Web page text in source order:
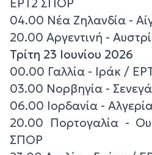
ΕΡΤ2 ΣΠΟΡ
04.00 Νέα Ζηλανδία -
20.00 Αργεντινή -
Τρίτη 23 Ιουνίου 2026
00.00 Γαλλία - Ιράκ /
03.00 Νορβηγία -
06.00 Ιορδανία -
20.00 Πορτογαλία -
ΣΠΟΡ